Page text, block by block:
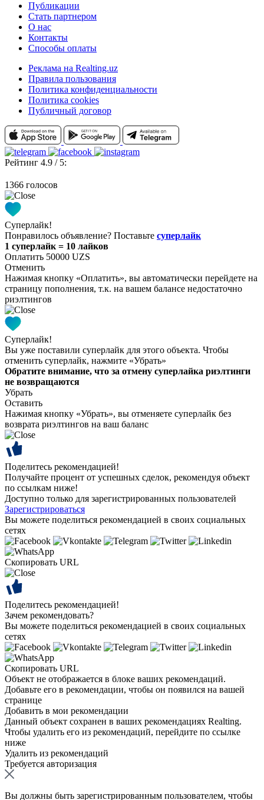
Публикации
Стать партнером
О нас
Контакты
Способы оплаты
Реклама на Realting.uz
Правила пользования
Политика конфиденциальности
Политика cookies
Публичный договор
Рейтинг 4.9 / 5:
1366 голосов
Суперлайк!
Понравилось объявление? Поставьте суперлайк
1 суперлайк = 10 лайков
Оплатить 50000 UZS
Отменить
Нажимая кнопку «Оплатить», вы автоматически перейдете на
страницу пополнения, т.к. на вашем балансе недостаточно
риэлтингов
Суперлайк!
Вы уже поставили суперлайк для этого объекта. Чтобы
отменить суперлайк, нажмите «Убрать»
Обратите внимание, что за отмену суперлайка риэлтинги
не возвращаются
Убрать
Оставить
Нажимая кнопку «Убрать», вы отменяете суперлайк без
возврата риэлтингов на ваш баланс
Поделитесь рекомендацией!
Получайте процент от успешных сделок, рекомендуя объект
по ссылкам ниже!
Доступно только для зарегистрированных пользователей
Зарегистрироваться
Вы можете поделиться рекомендацией в своих социальных
сетях
Скопировать URL
Поделитесь рекомендацией!
Зачем рекомендовать?
Вы можете поделиться рекомендацией в своих социальных
сетях
Скопировать URL
Объект не отображается в блоке ваших рекомендаций.
Добавьте его в рекомендации, чтобы он появился на вашей
странице
Добавить в мои рекомендации
Данный объект сохранен в ваших рекомендациях Realting.
Чтобы удалить его из рекомендаций, перейдите по ссылке
ниже
Удалить из рекомендаций
Требуется авторизация
Вы должны быть зарегистрированным пользователем, чтобы